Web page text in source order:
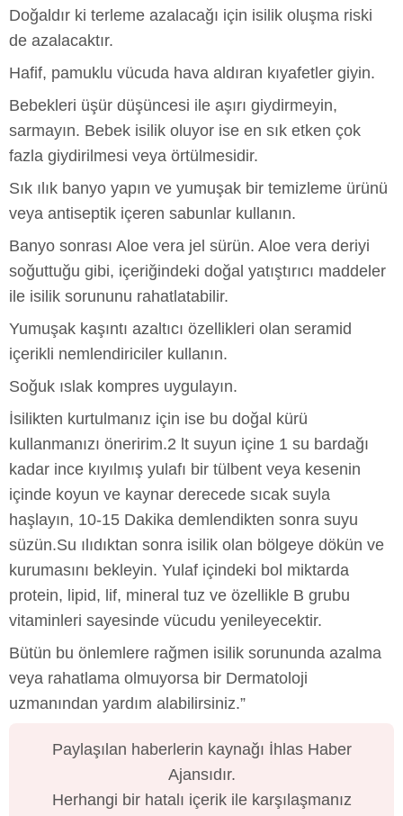
Doğaldır ki terleme azalacağı için isilik oluşma riski
de azalacaktır.
Hafif, pamuklu vücuda hava aldıran kıyafetler giyin.
Bebekleri üşür düşüncesi ile aşırı giydirmeyin,
sarmayın. Bebek isilik oluyor ise en sık etken çok
fazla giydirilmesi veya örtülmesidir.
Sık ılık banyo yapın ve yumuşak bir temizleme ürünü
veya antiseptik içeren sabunlar kullanın.
Banyo sonrası Aloe vera jel sürün. Aloe vera deriyi
soğuttuğu gibi, içeriğindeki doğal yatıştırıcı maddeler
ile isilik sorununu rahatlatabilir.
Yumuşak kaşıntı azaltıcı özellikleri olan seramid
içerikli nemlendiriciler kullanın.
Soğuk ıslak kompres uygulayın.
İsilikten kurtulmanız için ise bu doğal kürü
kullanmanızı öneririm.2 lt suyun içine 1 su bardağı
kadar ince kıyılmış yulafı bir tülbent veya kesenin
içinde koyun ve kaynar derecede sıcak suyla
haşlayın, 10-15 Dakika demlendikten sonra suyu
süzün.Su ılıdıktan sonra isilik olan bölgeye dökün ve
kurumasını bekleyin. Yulaf içindeki bol miktarda
protein, lipid, lif, mineral tuz ve özellikle B grubu
vitaminleri sayesinde vücudu yenileyecektir.
Bütün bu önlemlere rağmen isilik sorununda azalma
veya rahatlama olmuyorsa bir Dermatoloji
uzmanından yardım alabilirsiniz.”
Paylaşılan haberlerin kaynağı İhlas Haber
Ajansıdır.
Herhangi bir hatalı içerik ile karşılaşmanız